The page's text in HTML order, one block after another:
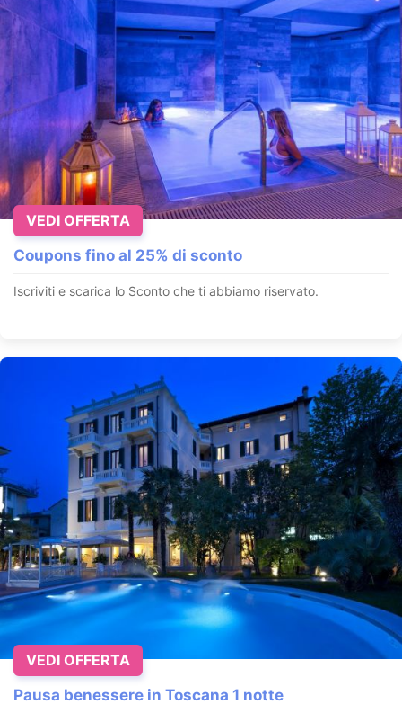
Coupons fino al 25% di sconto
Iscriviti e scarica lo Sconto che ti abbiamo riservato.
VEDI OFFERTA
Pausa benessere in Toscana 1 notte
VEDI OFFERTA